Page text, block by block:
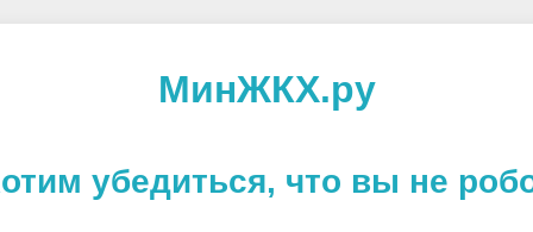
МинЖКХ.ру
убедиться, что вы не